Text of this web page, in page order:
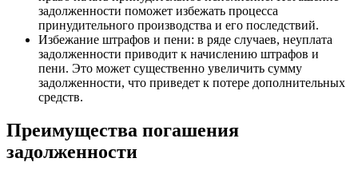
задолженности поможет избежать процесса
принудительного производства и его последствий.
Избежание штрафов и пени: в ряде случаев, неуплата
задолженности приводит к начислению штрафов и
пени. Это может существенно увеличить сумму
задолженности, что приведет к потере дополнительных
средств.
Преимущества погашения
задолженности